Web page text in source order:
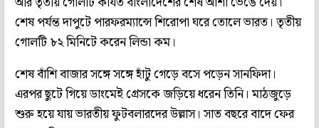
শেষ পর্যন্ত দাপুটে পারফরম্যান্সে শিরোপা ঘরে তোলে ভারত। তৃতীয়
গোলটি ৮২ মিনিটে করেন লিন্ডা কম।
শেষ বাঁশি বাজার সঙ্গে সঙ্গে হাঁটু গেড়ে বসে পড়েন সানফিদা।
এরপর ছুটে গিয়ে ডাংমেই গ্রেসকে জড়িয়ে ধরেন তিনি। মাঠজুড়ে
শুরু হয়ে যায় ভারতীয় ফুটবলারদের উল্লাস। সাত বছরে বাদে ফের